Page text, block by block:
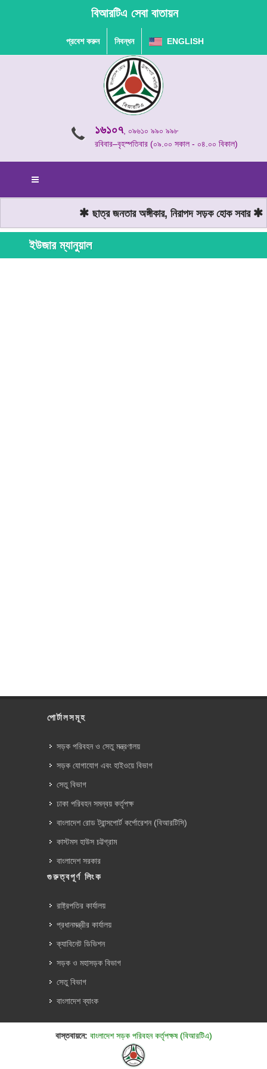
বিআরটিএ সেবা বাতায়ন
প্রবেশ করুন নিবন্ধন ENGLISH
১৬১০৭, ০৯৬১০ ৯৯০ ৯৯৮
রবিবার–বৃহস্পতিবার (০৯.০০ সকাল - ০৪.০০ বিকাল)
ছাত্র জনতার অঙ্গীকার, নিরাপদ সড়ক হোক সবার
ইউজার ম্যানুয়াল
পোর্টালসমূহ
সড়ক পরিবহন ও সেতু মন্ত্রণালয়
সড়ক যোগাযোগ এবং হাইওয়ে বিভাগ
সেতু বিভাগ
ঢাকা পরিবহন সমন্বয় কর্তৃপক্ষ
বাংলাদেশ রোড ট্রান্সপোর্ট কর্পোরেশন (বিআরটিসি)
কাস্টমস হাউস চট্টগ্রাম
বাংলাদেশ সরকার
গুরুত্বপূর্ণ লিংক
রাষ্ট্রপতির কার্যালয়
প্রধানমন্ত্রীর কার্যালয়
ক্যাবিনেট ডিভিশন
সড়ক ও মহাসড়ক বিভাগ
সেতু বিভাগ
বাংলাদেশ ব্যাংক
বাস্তবায়নে: বাংলাদেশ সড়ক পরিবহন কর্তৃপক্ষ (বিআরটিএ)